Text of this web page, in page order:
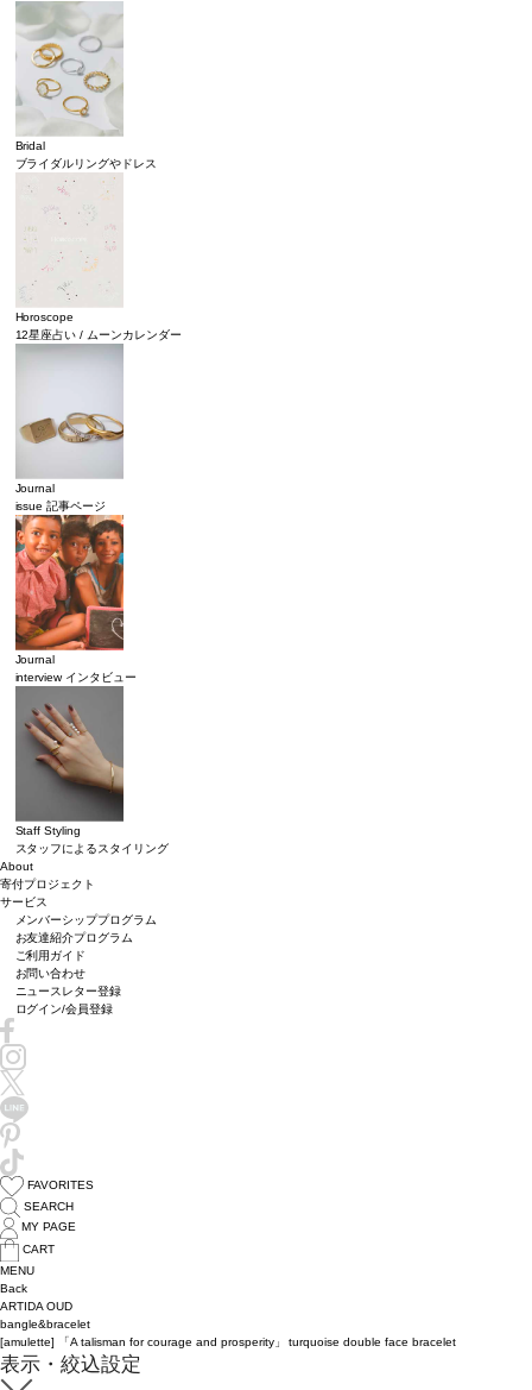
Bridal
ブライダルリングやドレス
Horoscope
12星座占い / ムーンカレンダー
Journal
issue 記事ページ
Journal
interview インタビュー
Staff Styling
スタッフによるスタイリング
About
寄付プロジェクト
サービス
メンバーシッププログラム
お友達紹介プログラム
ご利用ガイド
お問い合わせ
ニュースレター登録
ログイン/会員登録
FAVORITES
SEARCH
MY PAGE
CART
MENU
Back
ARTIDA OUD
bangle&bracelet
[amulette] 「A talisman for courage and prosperity」 turquoise double face bracelet
表示・絞込設定